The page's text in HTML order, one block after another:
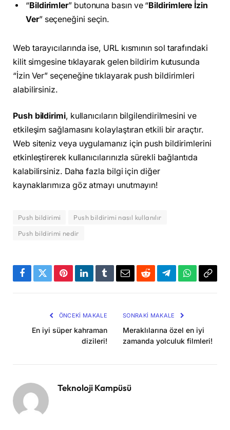
“Bildirimler” butonuna basın ve “Bildirimlere İzin
Ver” seçeneğini seçin.
Web tarayıcılarında ise, URL kısmının sol tarafındaki
kilit simgesine tıklayarak gelen bildirim kutusunda
“İzin Ver” seçeneğine tıklayarak push bildirimleri
alabilirsiniz.
Push bildirimi, kullanıcıların bilgilendirilmesini ve
etkileşim sağlamasını kolaylaştıran etkili bir araçtır.
Web siteniz veya uygulamanız için push bildirimlerini
etkinleştirerek kullanıcılarınızla sürekli bağlantıda
kalabilirsiniz. Daha fazla bilgi için diğer
kaynaklarımıza göz atmayı unutmayın!
Push bildirimi
Push bildirimi nasıl kullanılır
Push bildirimi nedir
Facebook
TwitterPinterestLinkedInTumblrEmailRedditTelegramWhatsApp
ÖNCEKI MAKALE
En iyi süper kahraman
dizileri!
SONRAKI MAKALE
Meraklılarına özel en iyi
zamanda yolculuk filmleri!
Teknoloji Kampüsü